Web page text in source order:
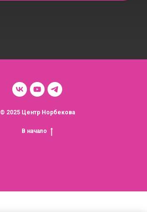
© 2025 Центр Норбекова
В начало